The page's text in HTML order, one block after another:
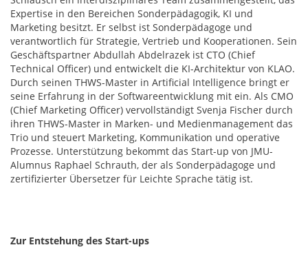
Expertise in den Bereichen Sonderpädagogik, KI und
Marketing besitzt. Er selbst ist Sonderpädagoge und
verantwortlich für Strategie, Vertrieb und Kooperationen. Sein
Geschäftspartner Abdullah Abdelrazek ist CTO (Chief
Technical Officer) und entwickelt die KI-Architektur von KLAO.
Durch seinen THWS-Master in Artificial Intelligence bringt er
seine Erfahrung in der Softwareentwicklung mit ein. Als CMO
(Chief Marketing Officer) vervollständigt Svenja Fischer durch
ihren THWS-Master in Marken- und Medienmanagement das
Trio und steuert Marketing, Kommunikation und operative
Prozesse. Unterstützung bekommt das Start-up von JMU-
Alumnus Raphael Schrauth, der als Sonderpädagoge und
zertifizierter Übersetzer für Leichte Sprache tätig ist.
Zur Entstehung des Start-ups